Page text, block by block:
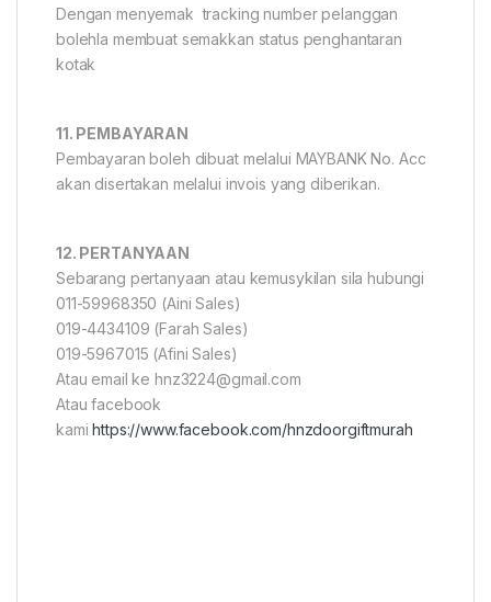
Dengan menyemak tracking number pelanggan
bolehla membuat semakkan status penghantaran
kotak
11. PEMBAYARAN
Pembayaran boleh dibuat melalui MAYBANK No. Acc
akan disertakan melalui invois yang diberikan.
12. PERTANYAAN
Sebarang pertanyaan atau kemusykilan sila hubungi
011-59968350 (Aini Sales)
019-4434109 (Farah Sales)
019-5967015 (Afini Sales)
Atau email ke hnz3224@gmail.com
Atau facebook
kamihttps://www.facebook.com/hnzdoorgiftmurah